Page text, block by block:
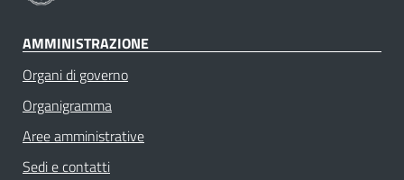
AMMINISTRAZIONE
Organi di governo
Organigramma
Aree amministrative
Sedi e contatti